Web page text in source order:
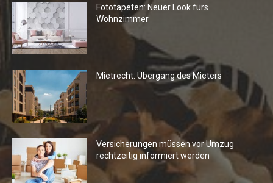
Fototapeten: Neuer Look fürs
Wohnzimmer
Mietrecht: Übergang des Mieters
Versicherungen müssen vor Umzug
rechtzeitig informiert werden